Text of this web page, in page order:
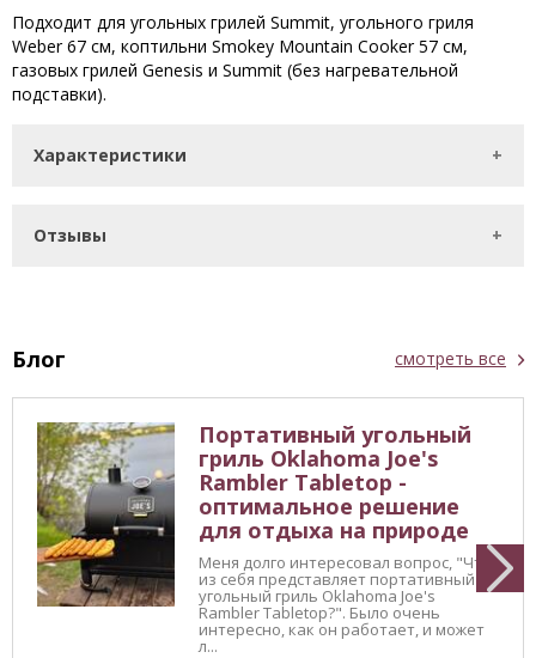
Подходит для угольных грилей Summit, угольного гриля
Weber 67 см, коптильни Smokey Mountain Cooker 57 см,
газовых грилей Genesis и Summit (без нагревательной
подставки).
Характеристики
Отзывы
Блог смотреть все
Портативный угольный
гриль Oklahoma Joe's
Rambler Tabletop -
оптимальное решение
для отдыха на природе
Меня долго интересовал вопрос, "Что
из себя представляет портативный
угольный гриль Oklahoma Joe's
Rambler Tabletop?". Было очень
интересно, как он работает, и может
л...